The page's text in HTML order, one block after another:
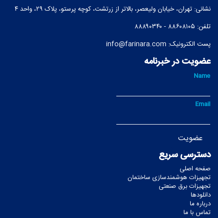
نشانی:‌ تهران، خیابان ولیعصر، بالاتر از زرتشت، کوچه پرستو، پلاک ۲۹، واحد ۴
تلفن: ۸۸۶۰۸۱۰۵ - ۸۸۸۹۰۳۴۰
پست الکترونیک: info@farinara.com
عضویت در خبرنامه
Name
Email
دسترسی سریع
صفحه اصلی
تجهیزات هوشمندسازی ساختمان
تجهیزات برق صنعتی
دانلودها
درباره ما
تماس با ما